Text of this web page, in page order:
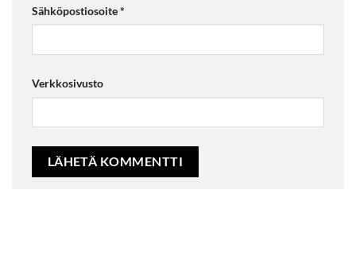
Sähköpostiosoite*
Verkkosivusto